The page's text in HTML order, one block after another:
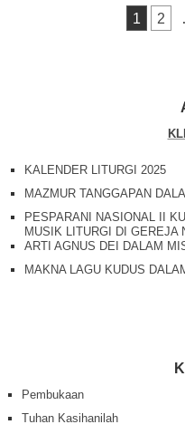
Posts navigation1 2
KALENDER LITURGI 2025
MAZMUR TANGGAPAN
PESPARANI NASIONAL II
MUSIK LITURGI DI GEREJA
ARTI AGNUS DEI DALAM
MAKNA LAGU KUDUS
Pembukaan
Tuhan Kasihanilah